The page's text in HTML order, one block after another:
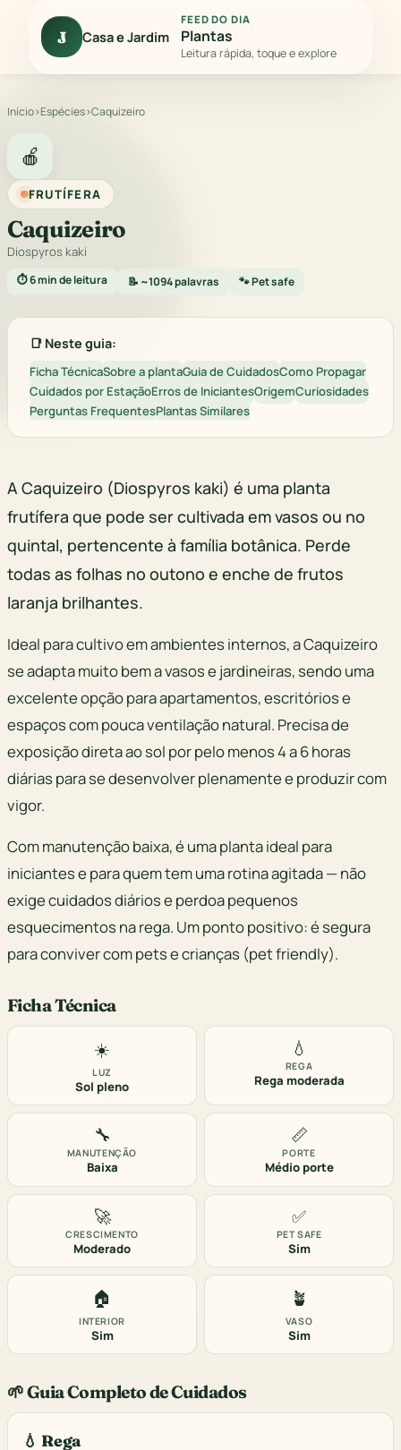
J Casa e Jardim
FEED DO DIA
Plantas
Leitura rápida, toque e explore
Início›Espécies›Caquizeiro
🍎
FRUTÍFERA
Caquizeiro
Diospyros kaki
⏱️ 6 min de leitura 📝 ~1094 palavras 🐾 Pet safe
📑 Neste guia:
Ficha TécnicaSobre a plantaGuia de CuidadosComo Propagar
Cuidados por EstaçãoErros de IniciantesOrigemCuriosidades
Perguntas FrequentesPlantas Similares
A Caquizeiro (Diospyros kaki) é uma planta
frutífera que pode ser cultivada em vasos ou no
quintal, pertencente à família botânica. Perde
todas as folhas no outono e enche de frutos
laranja brilhantes.
Ideal para cultivo em ambientes internos, a Caquizeiro
se adapta muito bem a vasos e jardineiras, sendo uma
excelente opção para apartamentos, escritórios e
espaços com pouca ventilação natural. Precisa de
exposição direta ao sol por pelo menos 4 a 6 horas
diárias para se desenvolver plenamente e produzir com
vigor.
Com manutenção baixa, é uma planta ideal para
iniciantes e para quem tem uma rotina agitada — não
exige cuidados diários e perdoa pequenos
esquecimentos na rega. Um ponto positivo: é segura
para conviver com pets e crianças (pet friendly).
Ficha Técnica
☀️
LUZ
Sol pleno
💧
REGA
Rega moderada
🔧
MANUTENÇÃO
Baixa
📏
PORTE
Médio porte
🚀
CRESCIMENTO
Moderado
✅
PET SAFE
Sim
🏠
INTERIOR
Sim
🪴
VASO
Sim
🌱 Guia Completo de Cuidados
💧 Rega